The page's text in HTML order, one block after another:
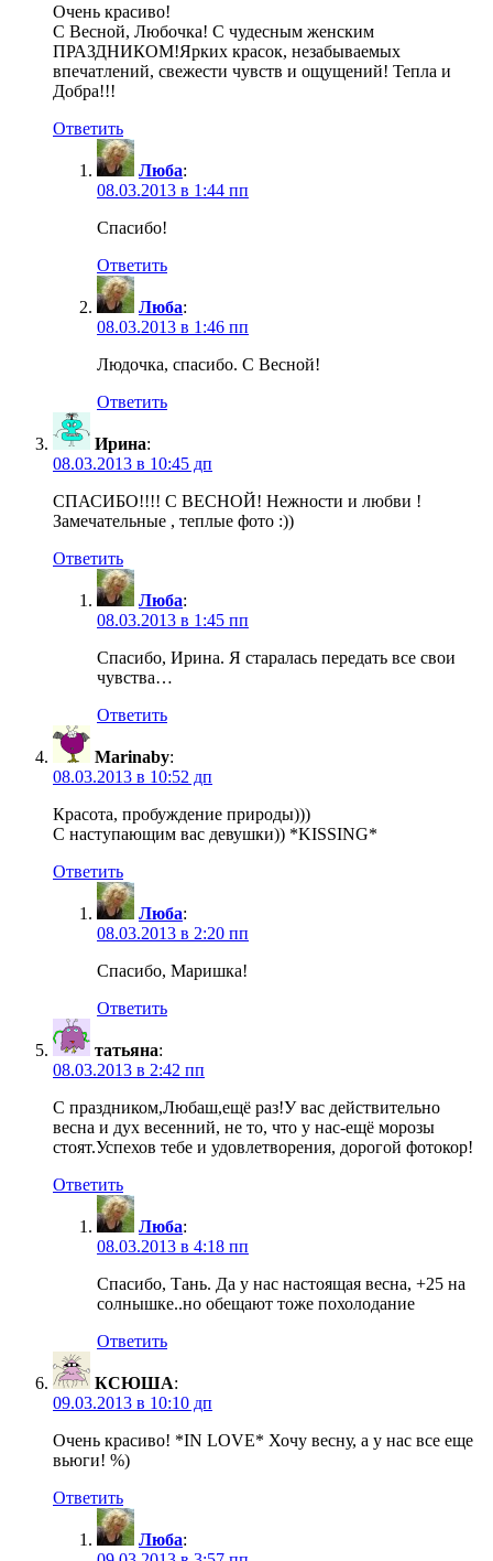
Очень красиво!
С Весной, Любочка! С чудесным женским
ПРАЗДНИКОМ!Ярких красок, незабываемых
впечатлений, свежести чувств и ощущений! Тепла и
Добра!!!
Ответить
Люба:
08.03.2013 в 1:44 пп
Спасибо!
Ответить
Люба:
08.03.2013 в 1:46 пп
Людочка, спасибо. С Весной!
Ответить
Ирина:
08.03.2013 в 10:45 дп
СПАСИБО!!!! С ВЕСНОЙ! Нежности и любви !
Замечательные , теплые фото :))
Ответить
Люба:
08.03.2013 в 1:45 пп
Спасибо, Ирина. Я старалась передать все свои
чувства…
Ответить
Marinaby:
08.03.2013 в 10:52 дп
Красота, пробуждение природы)))
С наступающим вас девушки)) *KISSING*
Ответить
Люба:
08.03.2013 в 2:20 пп
Спасибо, Маришка!
Ответить
татьяна:
08.03.2013 в 2:42 пп
С праздником,Любаш,ещё раз!У вас действительно
весна и дух весенний, не то, что у нас-ещё морозы
стоят.Успехов тебе и удовлетворения, дорогой фотокор!
Ответить
Люба:
08.03.2013 в 4:18 пп
Спасибо, Тань. Да у нас настоящая весна, +25 на
солнышке..но обещают тоже похолодание
Ответить
КСЮША:
09.03.2013 в 10:10 дп
Очень красиво! *IN LOVE* Хочу весну, а у нас все еще
вьюги! %)
Ответить
Люба: